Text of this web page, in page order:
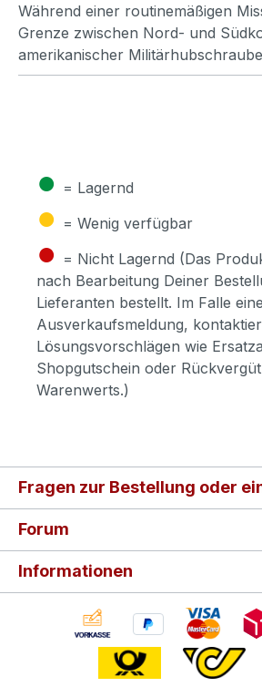
Während einer routinemäßigen
Grenze zwischen Nord- und
amerikanischer
● = Lagernd
● = Wenig verfügbar
● = Nicht Lagernd (Das
nach Bearbeitung Deiner
Lieferanten bestellt. Im Falle
Ausverkaufsmeldung,
Lösungsvorschlägen wie
Shopgutschein oder
Warenwerts.)
Fragen zur Bestellung oder
Forum
Informationen